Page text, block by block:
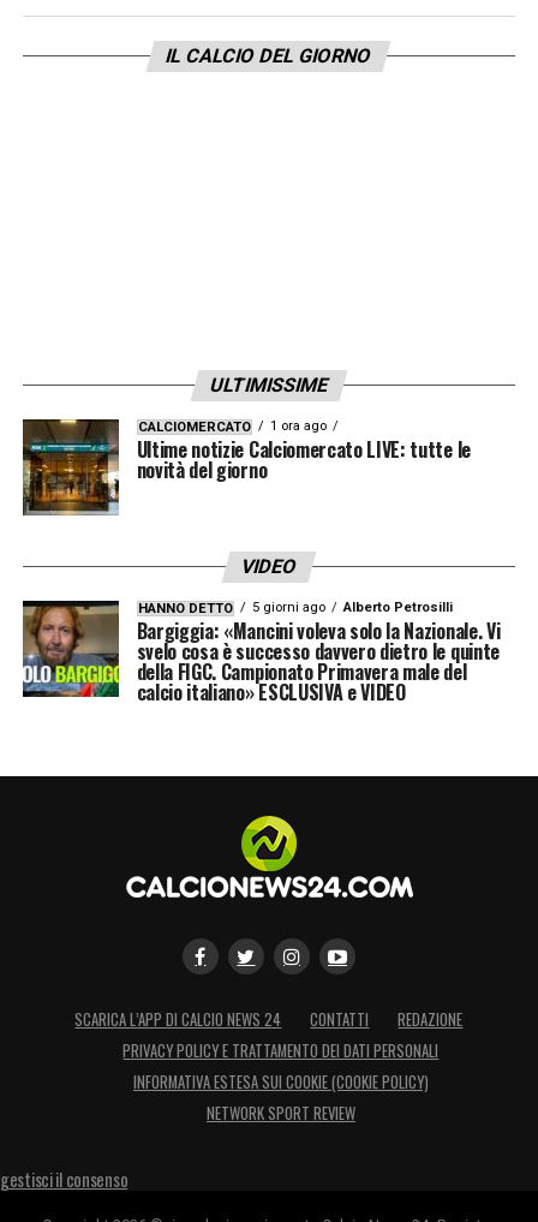
IL CALCIO DEL GIORNO
ULTIMISSIME
CALCIOMERCATO 1 ora ago
Ultime notizie Calciomercato LIVE: tutte le
novità del giorno
VIDEO
HANNO DETTO 5 giorni ago Alberto Petrosilli
Bargiggia: «Mancini voleva solo la Nazionale. Vi
svelo cosa è successo davvero dietro le quinte
della FIGC. Campionato Primavera male del
calcio italiano» ESCLUSIVA e VIDEO
SCARICA L’APP DI CALCIO NEWS 24 CONTATTI
REDAZIONE
PRIVACY POLICY E TRATTAMENTO DEI DATI PERSONALI
INFORMATIVA ESTESA SUI COOKIE (COOKIE POLICY)
NETWORK SPORT REVIEW
gestisci il consenso